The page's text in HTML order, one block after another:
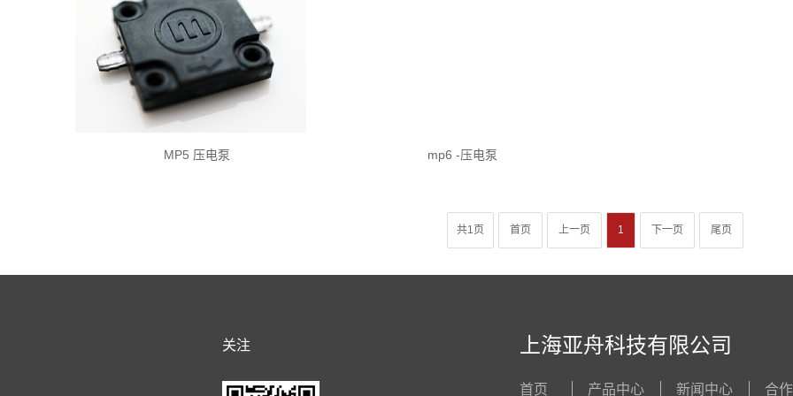
MP5 压电泵 mp6 -压电泵
共1页 首页 上一页 1 下一页 尾页
关注 上海亚舟科技有限公司
首页 产品中心 新闻中心 合